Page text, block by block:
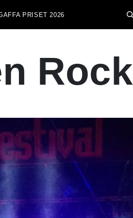
PRISET 2026
Rock